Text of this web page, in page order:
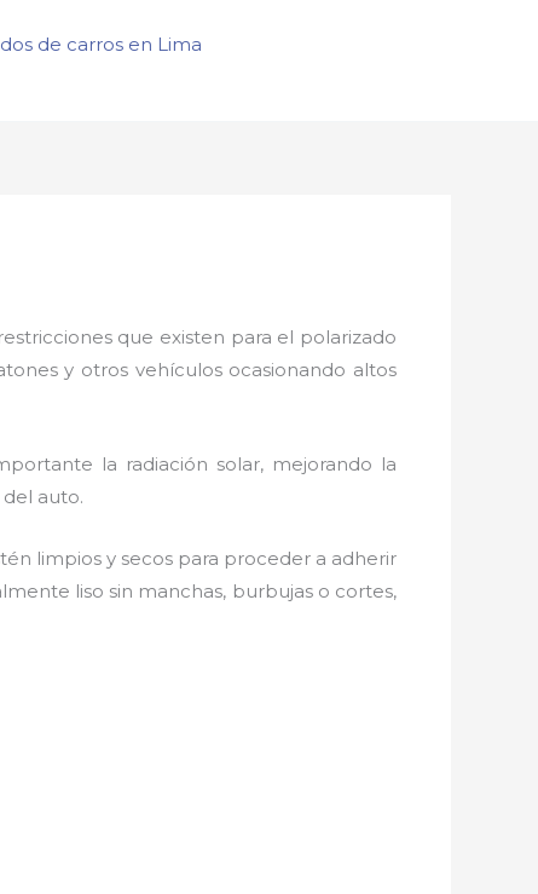
de carros en Lima
que existen para el polarizado
y otros vehículos ocasionando altos
la radiación solar, mejorando la
del auto.
limpios y secos para proceder a adherir
liso sin manchas, burbujas o cortes,